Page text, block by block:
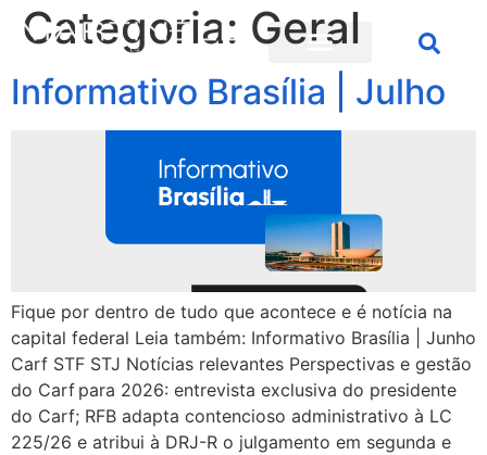
Categoria: Geral
Informativo Brasília | Julho
Fique por dentro de tudo que acontece e é notícia na
capital federal Leia também: Informativo Brasília | Junho
Carf STF STJ Notícias relevantes Perspectivas e gestão
do Carf para 2026: entrevista exclusiva do presidente
do Carf; RFB adapta contencioso administrativo à LC
225/26 e atribui à DRJ-R o julgamento em segunda e